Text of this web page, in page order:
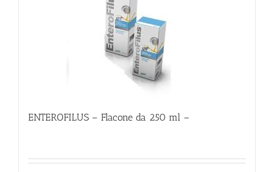
ENTEROFILUS – Flacone da 250 ml –